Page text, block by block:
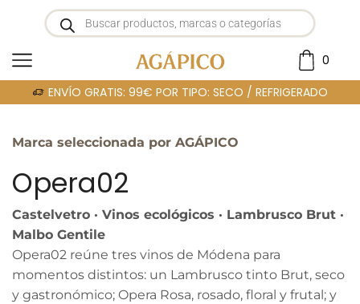
0
ENVÍO GRATIS: 99€ POR TIPO: SECO / REFRIGERADO
Portada»OPERA 2
Marca seleccionada por AGÁPICO
Opera02
Castelvetro · Vinos ecológicos · Lambrusco Brut ·
Malbo Gentile
Opera02 reúne tres vinos de Módena para
momentos distintos: un Lambrusco tinto Brut, seco
y gastronómico; Opera Rosa, rosado, floral y frutal; y